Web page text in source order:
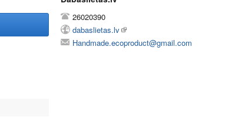
26020390
dabaslietas.lv
Handmade.ecoproduct@gmail.com